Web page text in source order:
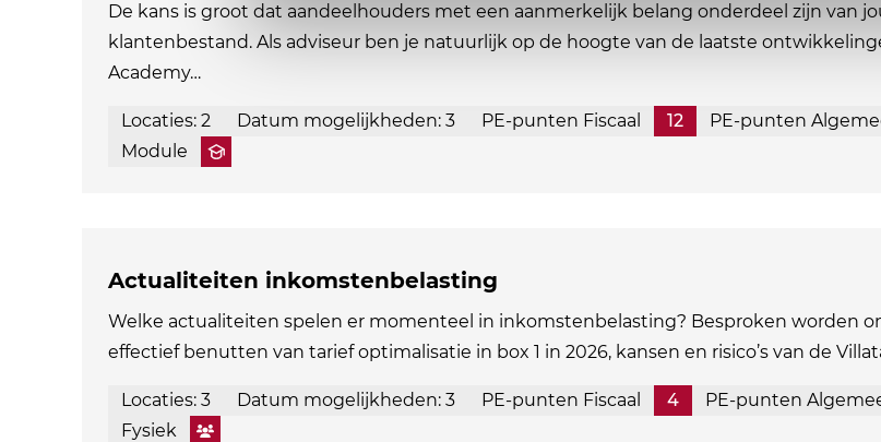
De kans is groot dat aandeelhouders met een aanmerkelijk belang onderdeel zijn van
klantenbestand. Als adviseur ben je natuurlijk op de hoogte van de laatste
Academy…
Locaties: 2 Datum mogelijkheden: 3 PE-punten Fiscaal 12 PE-punten
Module
Actualiteiten inkomstenbelasting
Welke actualiteiten spelen er momenteel in inkomstenbelasting? Besproken worden
effectief benutten van tarief optimalisatie in box 1 in 2026, kansen en risico’s van de
Locaties: 3 Datum mogelijkheden: 3 PE-punten Fiscaal 4 PE-punten
Fysiek